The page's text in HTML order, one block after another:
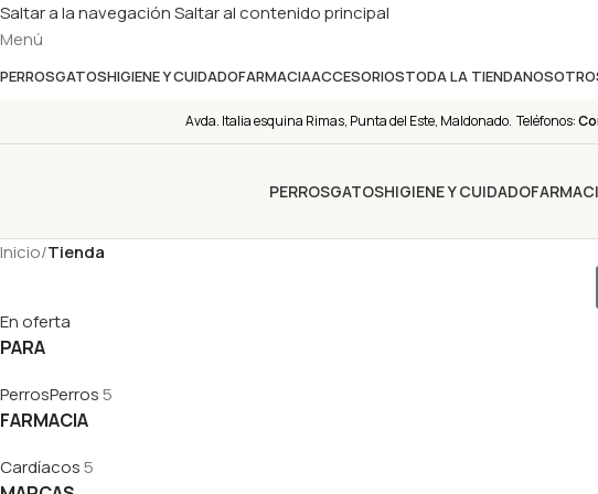
Saltar a la navegaciónSaltar al contenido principal
Menú
PERROSGATOSHIGIENE Y CUIDADOFARMACIAACCESORIOSTODA LA TIENDA
Avda. Italia esquina Rimas, Punta del Este, Maldonado. Teléfonos:
PERROSGATOSHIGIENE Y CUIDADO
Inicio/Tienda
En oferta
PARA
PerrosPerros5
FARMACIA
Cardíacos5